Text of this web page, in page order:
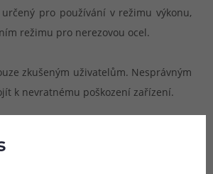
určený pro používání v režimu výkonu,
režimu pro nerezovou ocel.
zkušeným uživatelům. Nesprávným
k nevratnému poškození zařízení.